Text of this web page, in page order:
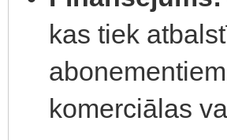
kas tiek
komerciālas